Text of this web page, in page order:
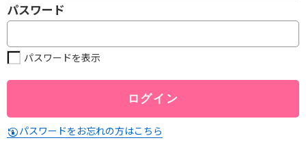
パスワード
パスワードを表示
パスワードをお忘れの方はこちら